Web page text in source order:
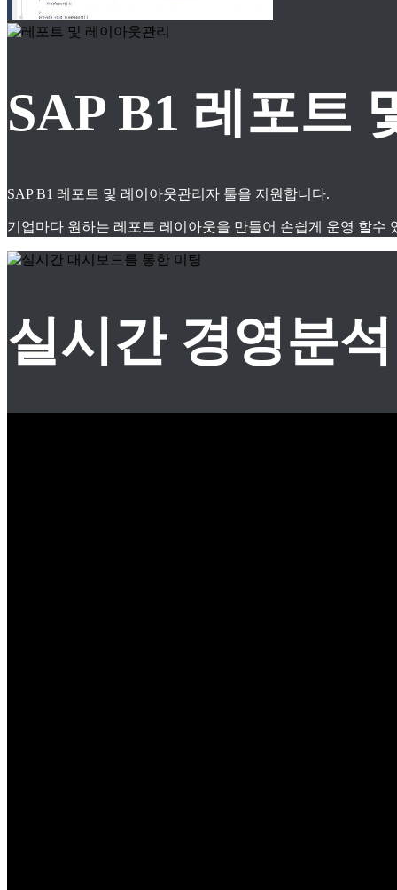
SAP B1 레포트
SAP B1 레포트 및 레이아웃관리자 툴을 지원합니다.
기업마다 원하는 레포트 레이아웃을 만들어 손쉽게 운영 할수
실시간 경영분석